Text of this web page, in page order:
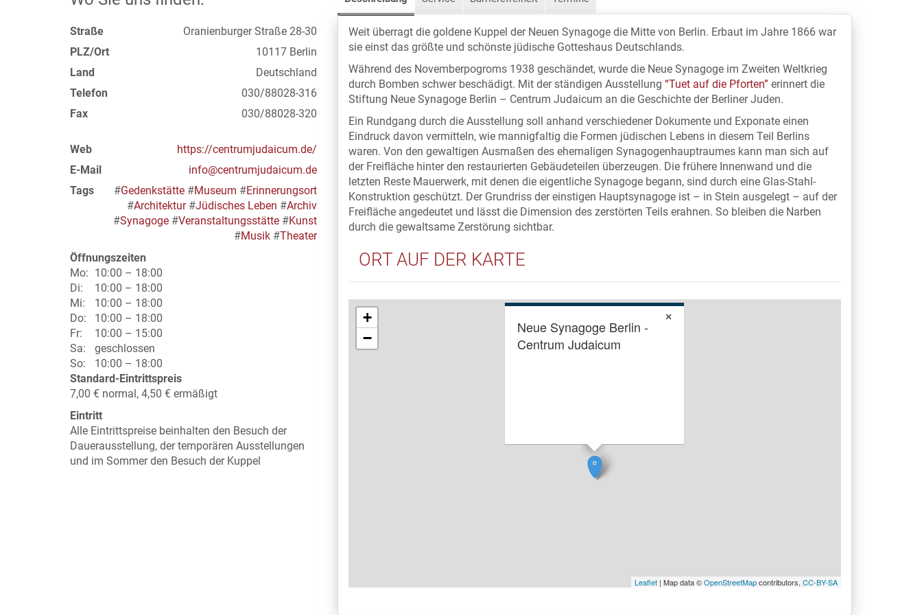
Straße
Oranienburger Straße 28-30
PLZ/Ort
10117 Berlin
Land
Deutschland
Telefon
030/88028-316
Fax
030/88028-320
Web
https://centrumjudaicum.de/
E-Mail
info@centrumjudaicum.de
Tags
#Gedenkstätte #Museum #Erinnerungsort
#Architektur#Jüdisches Leben #Archiv
#Synagoge #Veranstaltungsstätte #Kunst
#Musik #Theater
Öffnungszeiten
Mo: 10:00 – 18:00
Di:
10:00 – 18:00
Mi:
10:00 – 18:00
Do:
10:00 – 18:00
Fr:
10:00 – 15:00
Sa:
geschlossen
So:
10:00 – 18:00
Standard-Eintrittspreis
7,00 € normal, 4,50 € ermäßigt
Eintritt
Alle Eintrittspreise beinhalten den Besuch der
Dauerausstellung, der temporären Ausstellungen
und im Sommer den Besuch der Kuppel
Weit überragt die goldene Kuppel der Neuen Synagoge die Mitte von Berlin. Erbaut im Jahre 1866 war
sie einst das größte und schönste jüdische Gotteshaus Deutschlands.
Während des Novemberpogroms 1938 geschändet, wurde die Neue Synagoge im Zweiten Weltkrieg
durch Bomben schwer beschädigt. Mit der ständigen Ausstellung “Tuet auf die Pforten” erinnert die
Stiftung Neue Synagoge Berlin – Centrum Judaicum an die Geschichte der Berliner Juden.
Ein Rundgang durch die Ausstellung soll anhand verschiedener Dokumente und Exponate einen
Eindruck davon vermitteln, wie mannigfaltig die Formen jüdischen Lebens in diesem Teil Berlins
waren. Von den gewaltigen Ausmaßen des ehemaligen Synagogenhauptraumes kann man sich auf
der Freifläche hinter den restaurierten Gebäudeteilen überzeugen. Die frühere Innenwand und die
letzten Reste Mauerwerk, mit denen die eigentliche Synagoge begann, sind durch eine Glas-Stahl-
Konstruktion geschützt. Der Grundriss der einstigen Hauptsynagoge ist – in Stein ausgelegt – auf der
Freifläche angedeutet und lässt die Dimension des zerstörten Teils erahnen. So bleiben die Narben
durch die gewaltsame Zerstörung sichtbar.
ORT AUF DER KARTE
Neue Synagoge Berlin -
Centrum Judaicum
×
+
−
Leaflet | Map data ©OpenStreetMapcontributors, CC-BY-SA